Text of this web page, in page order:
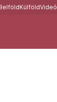
KülföldVideó